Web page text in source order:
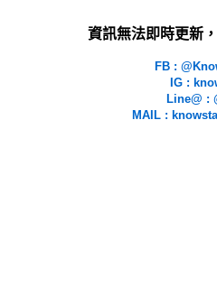
資訊無法即時更新
FB :
IG :
Line@ :
MAIL :